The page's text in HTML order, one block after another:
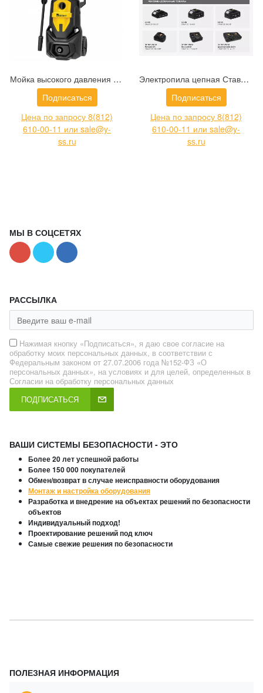
Мойка высокого давления Kolner K160 (8140100106)
Подписаться
Цена по запросу 8(812)
610-00-11 или sale@y-
ss.ru
Электропила цепная Ставр SCS 18BL-30 (9060100020)
Подписаться
Цена по запросу 8(812)
610-00-11 или sale@y-
ss.ru
МЫ В СОЦСЕТЯХ
РАССЫЛКА
Нажимая кнопку «Подписаться», я даю свое согласие на
обработку моих персональных данных, в соответствии с
Федеральным законом от 27.07.2006 года №152-ФЗ «О
персональных данных», на условиях и для целей, определенных в
Согласии на обработку персональных данных
ПОДПИСАТЬСЯ
ВАШИ СИСТЕМЫ БЕЗОПАСНОСТИ - ЭТО
Более 20 лет успешной работы
Более 150 000 покупателей
Обмен/возврат в случае неисправности оборудования
Монтаж и настройка оборудования
Разработка и внедрение на объектах решений по безопасности
объектов
Индивидуальный подход!
Проектирование решений под ключ
Самые свежие решения по безопасности
ПОЛЕЗНАЯ ИНФОРМАЦИЯ